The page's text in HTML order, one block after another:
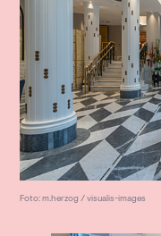
Foto: m.herzog / visualis-images